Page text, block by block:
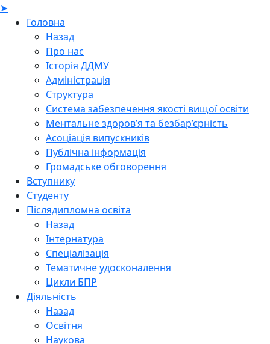
➤
Головна
Назад
Про нас
Історія ДДМУ
Адміністрація
Структура
Система забезпечення якості вищої освіти
Ментальне здоров’я та безбар’єрність
Асоціація випускників
Публічна інформація
Громадське обговорення
Вступнику
Студенту
Післядипломна освіта
Назад
Інтернатура
Спеціалізація
Тематичне удосконалення
Цикли БПР
Діяльність
Назад
Освітня
Наукова